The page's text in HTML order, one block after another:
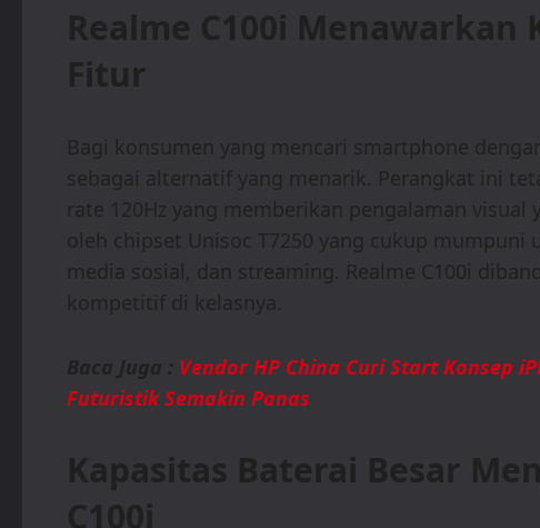
Realme C100i Menawarkan
Fitur
Bagi konsumen yang mencari smartphone
sebagai alternatif yang menarik. Perangkat ini
rate 120Hz yang memberikan pengalaman
oleh chipset Unisoc T7250 yang cukup
media sosial, dan streaming. Realme C100i
kompetitif di kelasnya.
Baca Juga : Vendor HP China Curi Start Konsep
Futuristik Semakin Panas
Kapasitas Baterai Besar
C100i